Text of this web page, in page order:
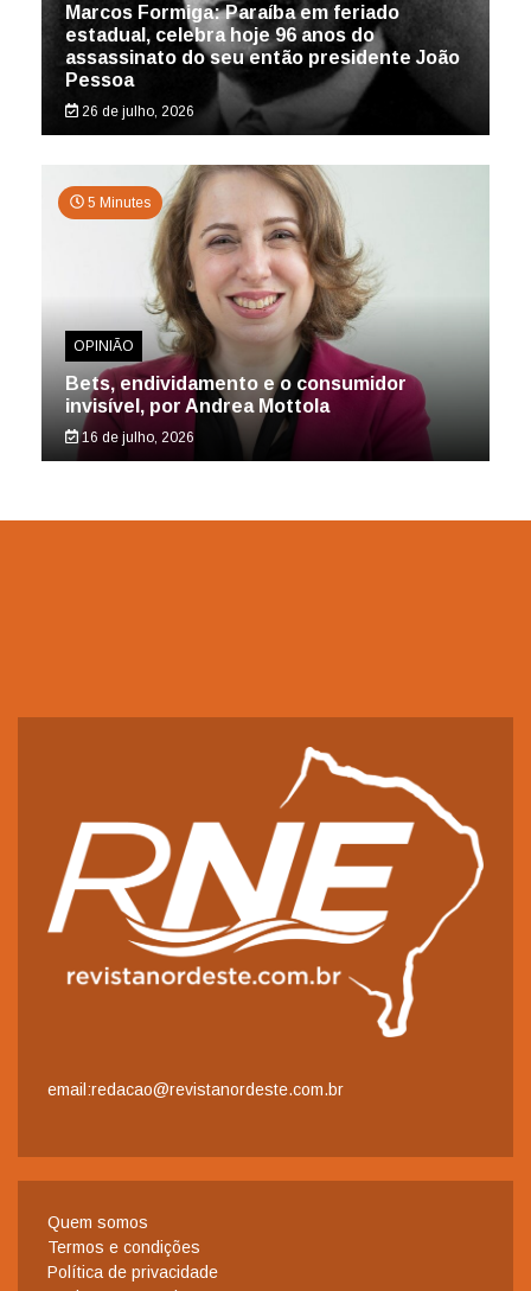
Marcos Formiga: Paraíba em feriado
estadual, celebra hoje 96 anos do
assassinato do seu então presidente João
Pessoa
26 de julho, 2026
5 Minutes
OPINIÃO
Bets, endividamento e o consumidor
invisível, por Andrea Mottola
16 de julho, 2026
email:redacao@revistanordeste.com.br
Quem somos
Termos e condições
Política de privacidade